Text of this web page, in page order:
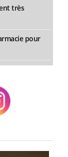
très
pour